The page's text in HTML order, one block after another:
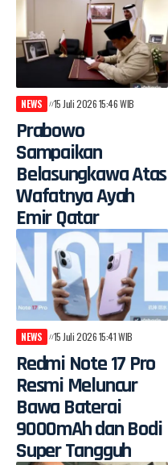
NEWS 15 Juli 2026 15:46 WIB
Prabowo
Sampaikan
Belasungkawa Atas
Wafatnya Ayah
Emir Qatar
NEWS 15 Juli 2026 15:41 WIB
Redmi Note 17 Pro
Resmi Meluncur
Bawa Baterai
9000mAh dan Bodi
Super Tangguh